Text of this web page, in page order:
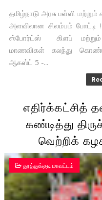
தமிழ்நாடு அரசு பள்ளி
அளவிலான சிலம்பம்
ஸ்போர்ட்ஸ் கிளப் மற்றும்
மாணவிகள் கலந்து
ஆகஸ்ட் 5 -...
எதிர்க்கட்சித்
கண்டித்து
வெற்றிக்
தூத்துக்குடி மாவட்டம்